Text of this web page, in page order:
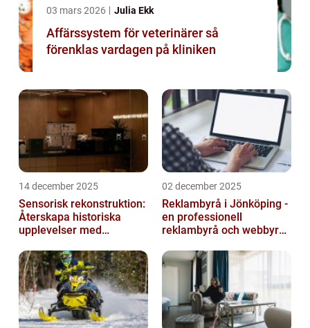
03 mars 2026 Julia Ekk
Affärssystem för veterinärer så
förenklas vardagen på kliniken
14 december 2025
Sensorisk rekonstruktion:
Återskapa historiska
upplevelser med
02 december 2025
Reklambyrå i Jönköping -
en professionell
reklambyrå och webbyrå
kommunikati...